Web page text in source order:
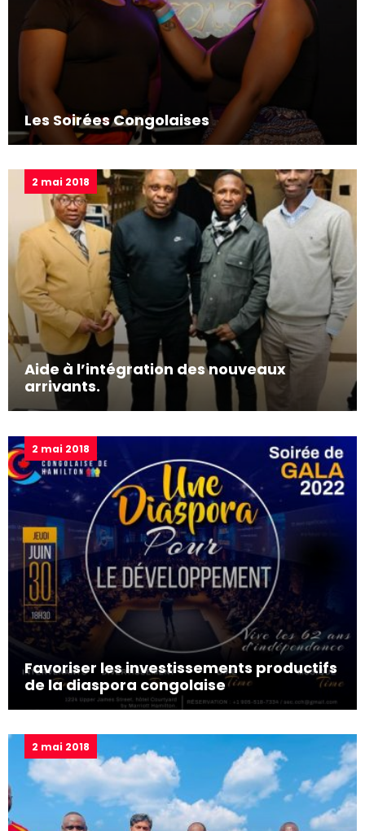
Les Soirées Congolaises
2 mai 2018
Aide à l’intégration des nouveaux
arrivants.
2 mai 2018
Favoriser les investissements productifs
de la diaspora congolaise
2 mai 2018